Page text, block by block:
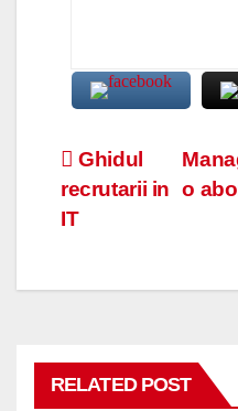
Navigare
în
o
Ghidul
recrutarii in
IT
RELATED POST